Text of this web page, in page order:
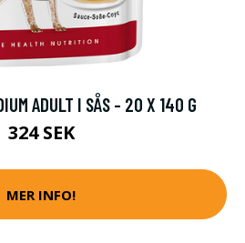
ADULT I SÅS - 20 X 140 G
324 SEK
MER INFO!